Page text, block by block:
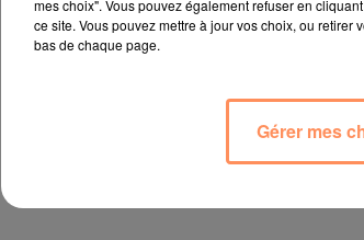
mes choix". Vous pouvez également refuser en
ce site. Vous pouvez mettre à jour vos choix, ou
bas de chaque page.
Gérer mes